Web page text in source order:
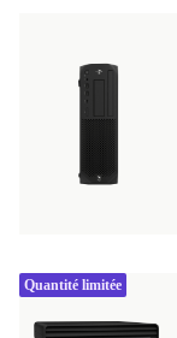
Quantité limitée